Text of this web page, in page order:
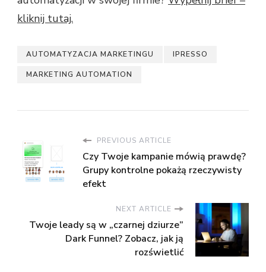
kliknij tutaj.
AUTOMATYZACJA MARKETINGU IPRESSO
MARKETING AUTOMATION
PREVIOUS ARTICLE
Czy Twoje kampanie mówią prawdę?
Grupy kontrolne pokażą rzeczywisty
efekt
NEXT ARTICLE
Twoje leady są w „czarnej dziurze”
Dark Funnel? Zobacz, jak ją
rozświetlić